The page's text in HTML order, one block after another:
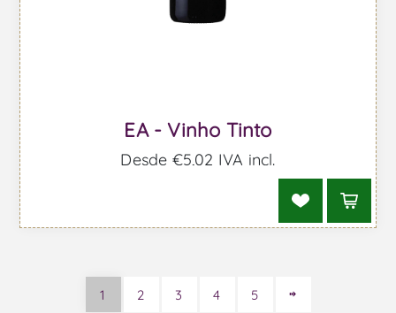
EA - Vinho Tinto
Desde €5,02 IVA incl.
1 2 3 4 5